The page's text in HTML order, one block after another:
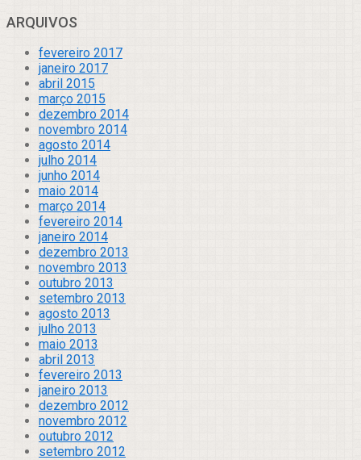
ARQUIVOS
fevereiro 2017
janeiro 2017
abril 2015
março 2015
dezembro 2014
novembro 2014
agosto 2014
julho 2014
junho 2014
maio 2014
março 2014
fevereiro 2014
janeiro 2014
dezembro 2013
novembro 2013
outubro 2013
setembro 2013
agosto 2013
julho 2013
maio 2013
abril 2013
fevereiro 2013
janeiro 2013
dezembro 2012
novembro 2012
outubro 2012
setembro 2012